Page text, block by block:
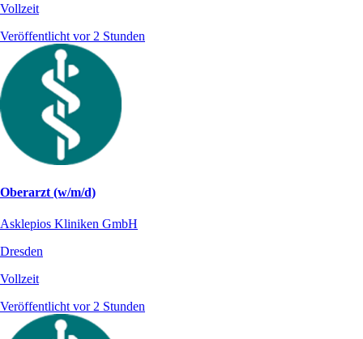
Vollzeit
Veröffentlicht vor 2 Stunden
Oberarzt (w/m/d)
Asklepios Kliniken GmbH
Dresden
Vollzeit
Veröffentlicht vor 2 Stunden